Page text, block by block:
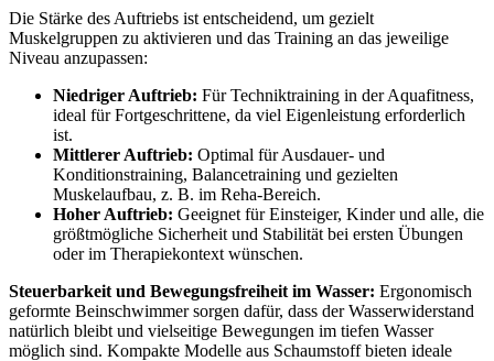
Die Stärke des Auftriebs ist entscheidend, um gezielt
Muskelgruppen zu aktivieren und das Training an das jeweilige
Niveau anzupassen:
Niedriger Auftrieb: Für Techniktraining in der Aquafitness,
ideal für Fortgeschrittene, da viel Eigenleistung erforderlich
ist.
Mittlerer Auftrieb: Optimal für Ausdauer- und
Konditionstraining, Balancetraining und gezielten
Muskelaufbau, z. B. im Reha-Bereich.
Hoher Auftrieb: Geeignet für Einsteiger, Kinder und alle, die
größtmögliche Sicherheit und Stabilität bei ersten Übungen
oder im Therapiekontext wünschen.
Steuerbarkeit und Bewegungsfreiheit im Wasser: Ergonomisch
geformte Beinschwimmer sorgen dafür, dass der Wasserwiderstand
natürlich bleibt und vielseitige Bewegungen im tiefen Wasser
möglich sind. Kompakte Modelle aus Schaumstoff bieten ideale